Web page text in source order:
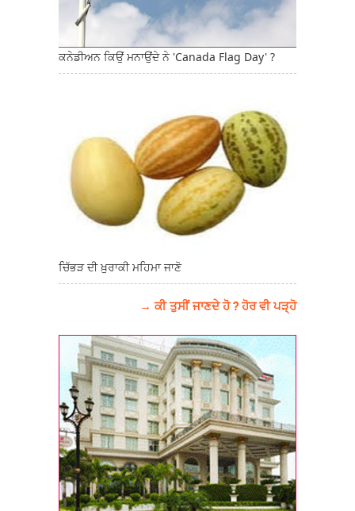
ਕਨੇਡੀਅਨ ਕਿਉਂ ਮਨਾਉਂਦੇ ਨੇ 'Canada Flag Day' ?
ਚਿੱਭੜ ਦੀ ਖ਼ੁਰਾਕੀ ਮਹਿਮਾ ਜਾਣੋ
→ ਕੀ ਤੁਸੀਂ ਜਾਣਦੇ ਹੋ ? ਹੋਰ ਵੀ ਪੜ੍ਹੋ